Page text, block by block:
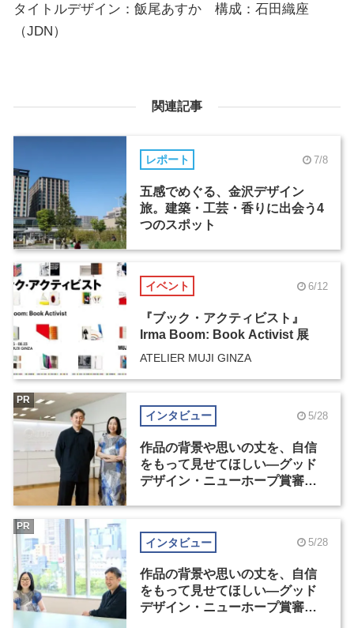
タイトルデザイン：飯尾あすか 構成：石田織座
（JDN）
関連記事
レポート 7/8
五感でめぐる、金沢デザイン
旅。建築・工芸・香りに出会う4
つのスポット
イベント 6/12
『ブック・アクティビスト』
Irma Boom: Book Activist 展
ATELIER MUJI GINZA
インタビュー 5/28
作品の背景や思いの丈を、自信
をもって見せてほしい―グッド
デザイン・ニューホープ賞審査
PR
インタビュー 5/28
作品の背景や思いの丈を、自信
をもって見せてほしい―グッド
デザイン・ニューホープ賞審査
PR